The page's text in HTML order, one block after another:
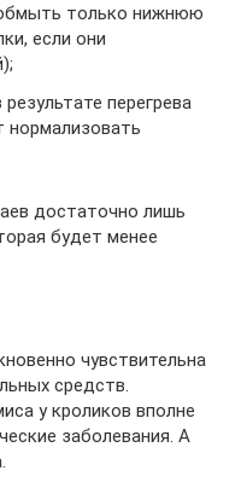
только нижнюю
если они
перегрева
нормализовать
достаточно лишь
будет менее
чувствительна
средств.
у кроликов вполне
заболевания. А